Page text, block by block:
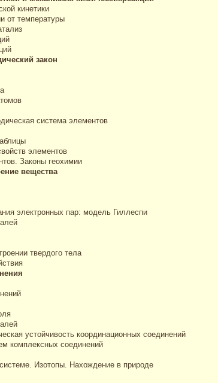
кинетики
от температуры
закон
система элементов
элементов
Законы геохимии
вещества
электронных пар: модель Гиллеспи
твердого тела
устойчивость координационных соединений
комплексных соединений
Изотопы. Нахождение в природе